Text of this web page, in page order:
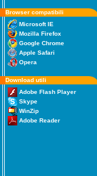
Browser compatibili
Microsoft IE
Mozilla Firefox
Google Chrome
Apple Safari
Opera
Download utili
Adobe Flash Player
Skype
WinZip
Adobe Reader